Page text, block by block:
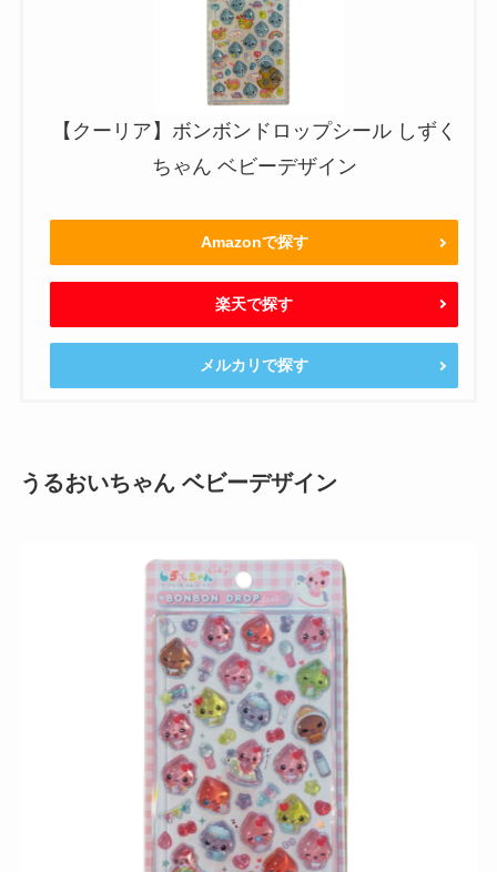
【クーリア】ボンボンドロップシール しずく
ちゃん ベビーデザイン
Amazonで探す
楽天で探す
メルカリで探す
うるおいちゃん ベビーデザイン